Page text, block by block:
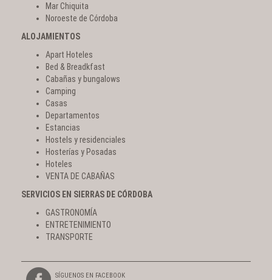
Mar Chiquita
Noroeste de Córdoba
ALOJAMIENTOS
Apart Hoteles
Bed & Breadkfast
Cabañas y bungalows
Camping
Casas
Departamentos
Estancias
Hostels y residenciales
Hosterías y Posadas
Hoteles
VENTA DE CABAÑAS
SERVICIOS EN SIERRAS DE CÓRDOBA
GASTRONOMÍA
ENTRETENIMIENTO
TRANSPORTE
SÍGUENOS EN FACEBOOK